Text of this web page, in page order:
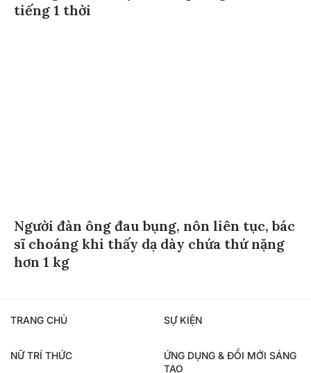
tiếng 1 thời
Người đàn ông đau bụng, nôn liên tục, bác
sĩ choáng khi thấy dạ dày chứa thứ nặng
hơn 1 kg
TRANG CHỦ SỰ KIỆN
NỮ TRÍ THỨC
ỨNG DỤNG & ĐỔI MỚI SÁNG
TẠO